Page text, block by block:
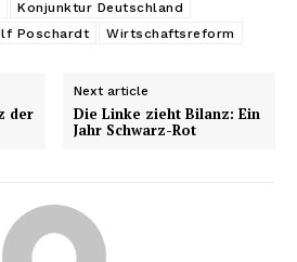
Konjunktur Deutschland
Poschardt Wirtschaftsreform
der
Next article
Die Linke zieht Bilanz: Ein
Jahr Schwarz-Rot